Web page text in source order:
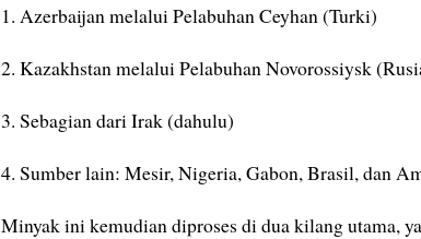
1. Azerbaijan melalui Pelabuhan Ceyhan (Turki)
2. Kazakhstan melalui Pelabuhan Novorossiysk
3. Sebagian dari Irak (dahulu)
4. Sumber lain: Mesir, Nigeria, Gabon, Brasil, dan
Minyak ini kemudian diproses di dua kilang utama,